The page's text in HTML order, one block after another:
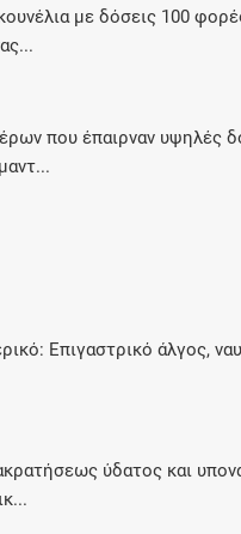
με δόσεις 100
που έπαιρναν υψηλές
Επιγαστρικό άλγος,
ύδατος και